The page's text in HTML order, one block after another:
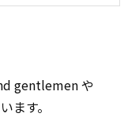
gentlemen や
ます。